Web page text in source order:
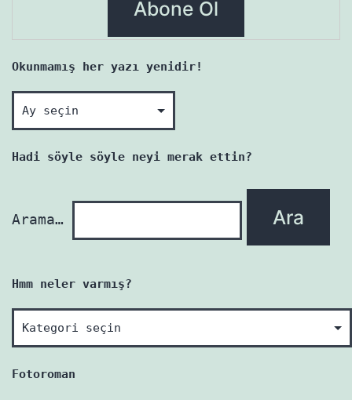
Okunmamış her yazı yenidir!
Okunmamış
her
yazı
Hadi söyle söyle neyi merak ettin?
Arama…
Hmm neler varmış?
Hmm
neler
varmış?
Fotoroman